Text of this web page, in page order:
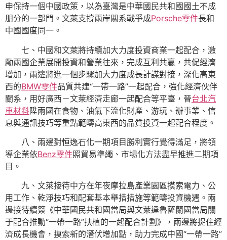
申保持一個中國政策，以為臺灣是中華國民共和國國土不成
朋分的一部門。文萊支撐兩岸關系戰爭成Porsche零件長和
中國國度同一。
七、中國和文萊將持續加大力度投資商業一起配合，激
勵兩國企業展開投資和營業往來，完成互利共贏，共促經濟
增加，兩邊將進一個步驟加大力度成長計謀對接，深化高東
西的BMW零件品質共建“一帶一路”一起配合，強化經濟伙伴
關系，用好廣西－文萊經濟走廊一起配合等平臺，晉台北汽
車材料陞兩國在食物、油氣下流化財產、游玩、辦事業、信
息與通訊技巧等重點範疇高東西的品質投資一起配合程度。
八、兩邊對恒逸石化一期項目勝利實行覺得滿足，將領
導企業依Benz零件照貿易準繩、市場化方法盡早推進二期項
目。
九、文萊接待中方在年夜摩拉島產業園區摸索電力、公
用工作、乾淨技巧和配套基本舉措措施等範疇投資機遇。兩
邊接待續簽《中華國民共和國當局與文萊達魯薩蘭國當局關
于配合推動“一帶一路”扶植的一起配合計劃》，兩邊將捉住經
濟成長機會，摸索新的潛伏增加點，助力完成中國“一帶一路”